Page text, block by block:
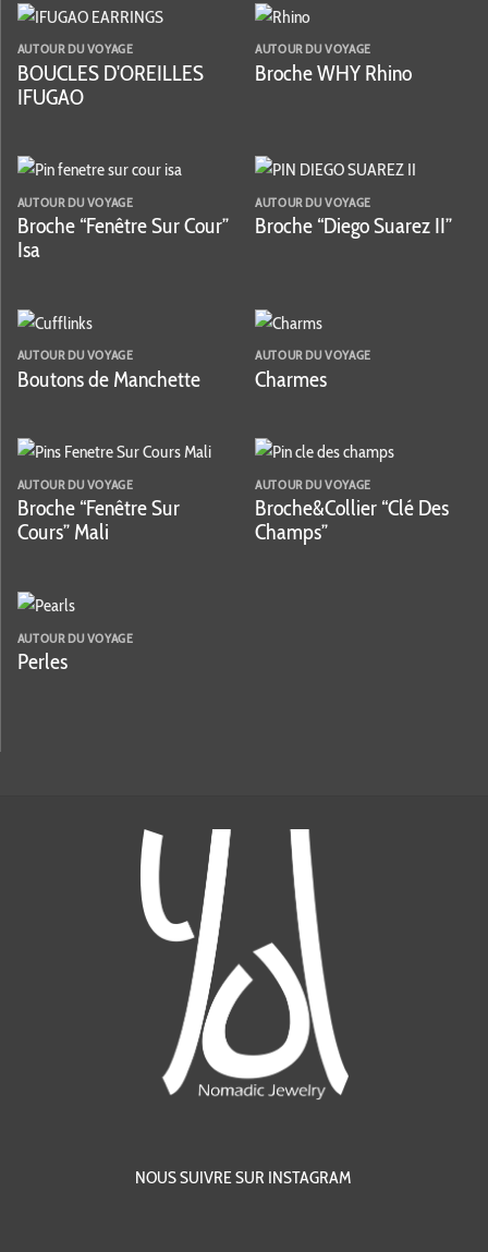
AUTOUR DU VOYAGE
BOUCLES D'OREILLES
IFUGAO
AUTOUR DU VOYAGE
Broche WHY Rhino
AUTOUR DU VOYAGE
Broche “Fenêtre Sur Cour”
Isa
AUTOUR DU VOYAGE
Broche “Diego Suarez II”
AUTOUR DU VOYAGE
Boutons de Manchette
AUTOUR DU VOYAGE
Charmes
AUTOUR DU VOYAGE
Broche “Fenêtre Sur
Cours” Mali
AUTOUR DU VOYAGE
Broche&Collier “Clé Des
Champs”
AUTOUR DU VOYAGE
Perles
NOUS SUIVRE SUR INSTAGRAM